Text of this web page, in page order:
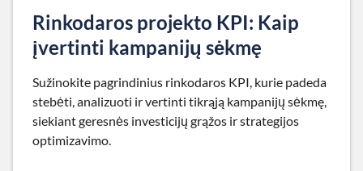
Rinkodaros projekto KPI: Kaip
įvertinti kampanijų sėkmę
Sužinokite pagrindinius rinkodaros KPI, kurie padeda
stebėti, analizuoti ir vertinti tikrąją kampanijų sėkmę,
siekiant geresnės investicijų grąžos ir strategijos
optimizavimo.